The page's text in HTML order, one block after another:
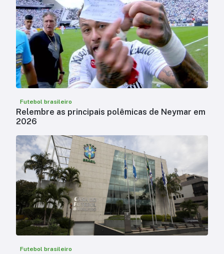
Futebol brasileiro
Relembre as principais polêmicas de Neymar em
2026
Futebol brasileiro